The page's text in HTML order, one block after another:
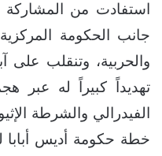
استفادت من
جانب الحكومة
والحربية، وتنقلب
تهديداً كبيراً له عبر
الفيدرالي والشرطة
خطة حكومة أديس أبابا